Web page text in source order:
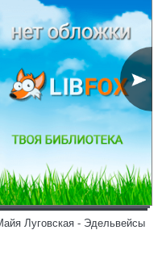
Луговская - Эдельвейсы